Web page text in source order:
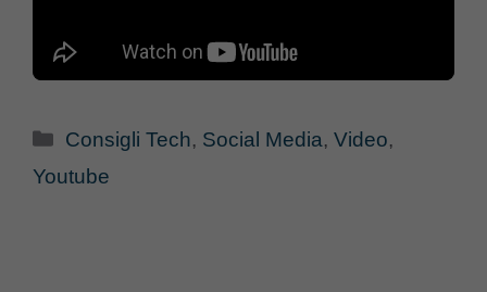
Categorie
Consigli Tech, Social Media,Video,
Youtube